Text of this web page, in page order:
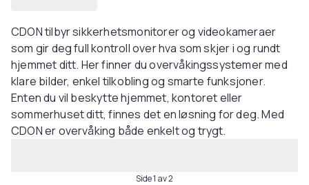
CDON tilbyr sikkerhetsmonitorer og videokameraer
som gir deg full kontroll over hva som skjer i og rundt
hjemmet ditt. Her finner du overvåkingssystemer med
klare bilder, enkel tilkobling og smarte funksjoner.
Enten du vil beskytte hjemmet, kontoret eller
sommerhuset ditt, finnes det en løsning for deg. Med
CDON er overvåking både enkelt og trygt.
Side 1 av 2